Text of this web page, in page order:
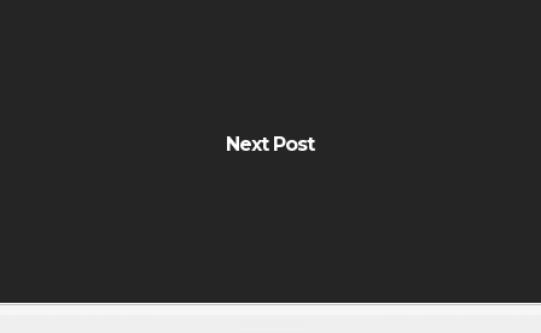
Next Post